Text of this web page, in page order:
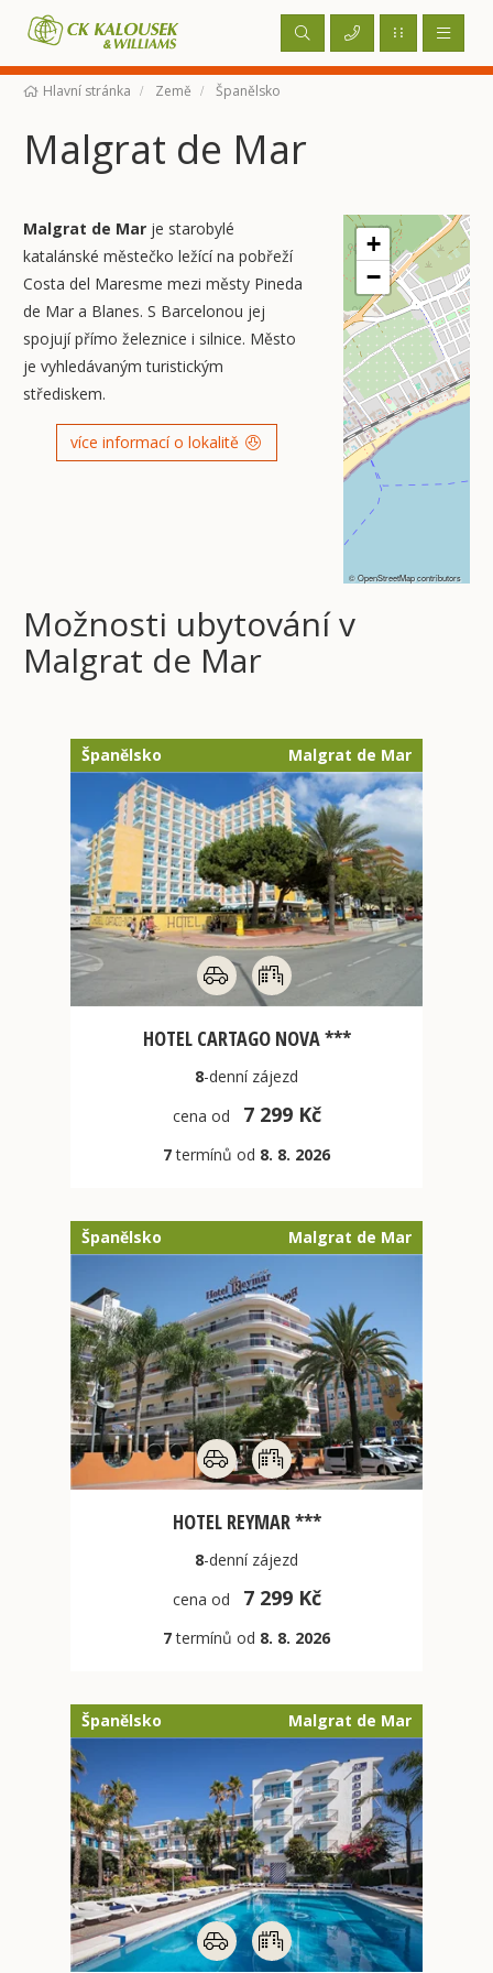
Hlavní stránka Země Španělsko
Malgrat de Mar
Malgrat de Mar je starobylé
katalánské městečko ležící na pobřeží
Costa del Maresme mezi městy Pineda
de Mar a Blanes. S Barcelonou jej
spojují přímo železnice i silnice. Město
je vyhledávaným turistickým
střediskem.
více informací o lokalitě
+
−
©OpenStreetMapcontributors
Možnosti ubytování v
Malgrat de Mar
Španělsko Malgrat de Mar
HOTEL CARTAGO NOVA ***
8-dennízájezd
cena od
7 299 Kč
7termínů od 8. 8. 2026
Španělsko Malgrat de Mar
HOTEL REYMAR ***
8-dennízájezd
cena od
7 299 Kč
7termínů od 8. 8. 2026
Španělsko Malgrat de Mar